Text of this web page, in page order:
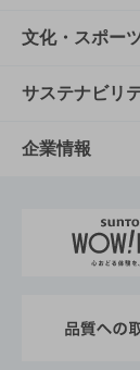
商品一覧
商品発売情
栄養成分一覧
知る・楽し
キャンペー
工場見学
地域情報
文化・スポー
文化・スポ
サントリー
サントリー
サステナビリ
サステナビ
サントリ
企業情報
企業概要